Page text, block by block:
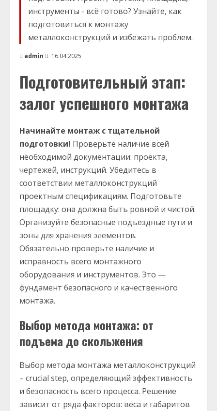
инструменты - всё готово? Узнайте, как
подготовиться к монтажу
металлоконструкций и избежать проблем.
admin 16.04.2025
Подготовительный этап:
залог успешного монтажа
Начинайте монтаж с тщательной
подготовки! Проверьте наличие всей
необходимой документации: проекта,
чертежей, инструкций. Убедитесь в
соответствии металлоконструкций
проектным спецификациям. Подготовьте
площадку: она должна быть ровной и чистой.
Организуйте безопасные подъездные пути и
зоны для хранения элементов.
Обязательно проверьте наличие и
исправность всего монтажного
оборудования и инструментов. Это —
фундамент безопасного и качественного
монтажа.
Выбор метода монтажа: от
подъема до скольжения
Выбор метода монтажа металлоконструкций
– crucial step, определяющий эффективность
и безопасность всего процесса. Решение
зависит от ряда факторов: веса и габаритов